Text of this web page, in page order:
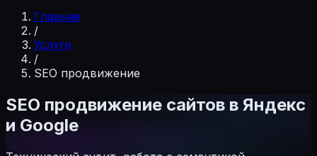
Главная
/
Услуги
/
SEO продвижение
SEO продвижение сайтов в Яндекс
и Google